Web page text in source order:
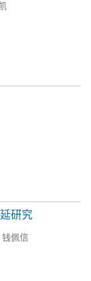
研究
钱佩信